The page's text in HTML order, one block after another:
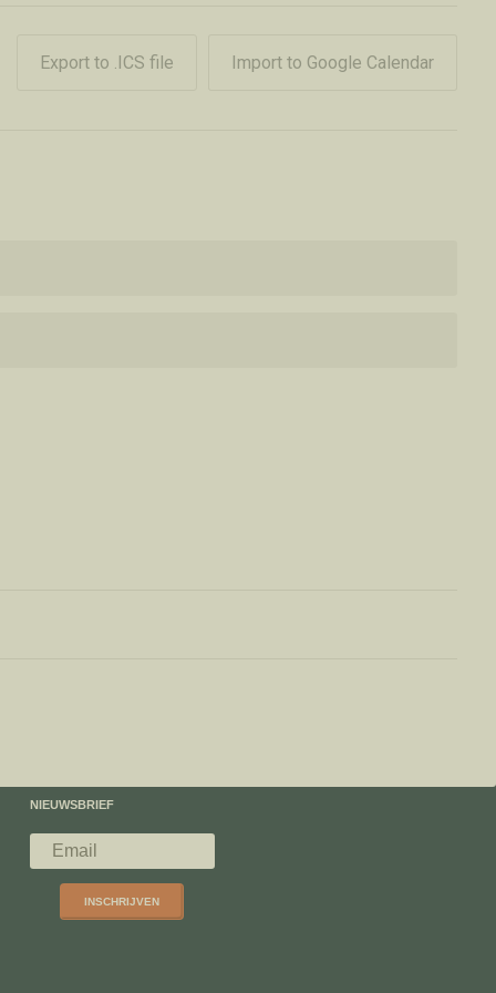
Export to .ICS file Import to Google Calendar
NIEUWSBRIEF
INSCHRIJVEN